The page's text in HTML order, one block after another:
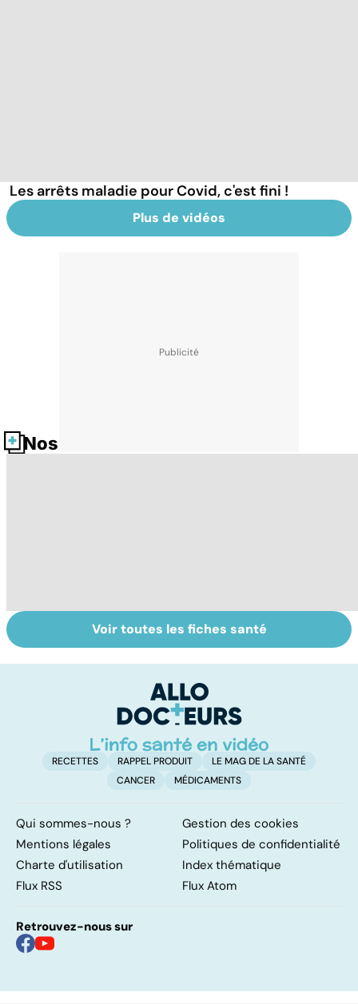
Les arrêts maladie pour Covid, c'est fini !
Plus de vidéos
Nos fiches santé
Covid-19 : tout
savoir sur la
Tout savoir sur
les infections
Voir toutes les fiches santé
RECETTES RAPPEL PRODUIT
LE MAG DE LA SANTÉ
CANCER
MÉDICAMENTS
Qui sommes-nous ?
Gestion des cookies
Mentions légales
Politiques de confidentialité
Charte d'utilisation
Index thématique
Flux RSS
Flux Atom
Retrouvez-nous sur